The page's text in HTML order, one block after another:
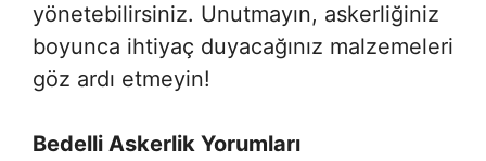
yönetebilirsiniz. Unutmayın, askerliğiniz
boyunca ihtiyaç duyacağınız malzemeleri
göz ardı etmeyin!
Bedelli Askerlik Yorumları